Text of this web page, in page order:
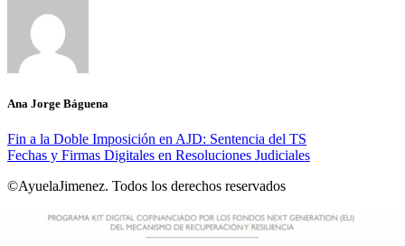
Ana Jorge Báguena
Fin a la Doble Imposición en AJD: Sentencia del TS
Fechas y Firmas Digitales en Resoluciones Judiciales
©AyuelaJimenez. Todos los derechos reservados